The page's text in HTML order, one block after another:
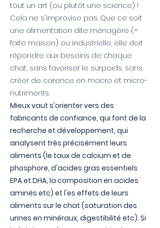
tout un art (ou plutôt une science) !
Cela ne s'improvise pas. Que ce soit
une alimentation dite ménagère (=
faite maison) ou industrielle, elle doit
répondre aux besoins de chaque
chat, sans favoriser le surpoids, sans
créer de carence en macro et micro-
nutriments.
Mieux vaut s'orienter vers des
fabricants de confiance, qui font de la
recherche et développement, qui
analysent très précisément leurs
aliments (le taux de calcium et de
phosphore, d'acides gras essentiels
EPA et DHA, la composition en acides
aminés etc) et l'es effets de leurs
aliments sur le chat (saturation des
urines en minéraux, digestibilité etc). Si